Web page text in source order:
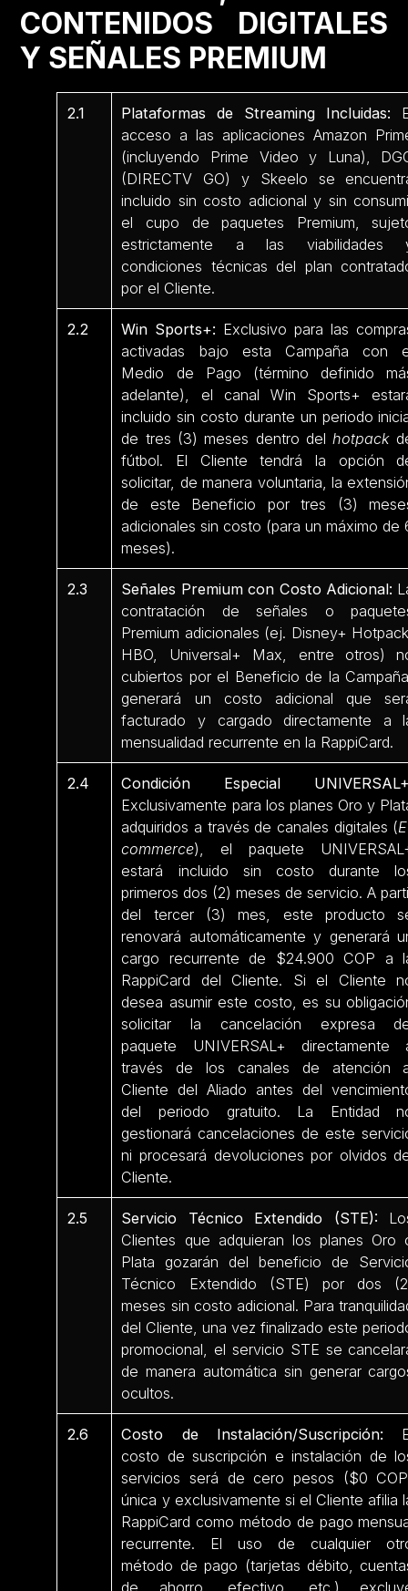
CONTENIDOS DIGITALES
Y SEÑALES PREMIUM
2.1 Plataformas de Streaming Incluidas:
acceso a las aplicaciones Amazon
(incluyendo Prime Video y Luna),
(DIRECTV GO) y Skeelo se
incluido sin costo adicional y sin
el cupo de paquetes Premium,
estrictamente a las viabilidades
condiciones técnicas del plan
por el Cliente.
2.2 Win Sports+: Exclusivo para las
activadas bajo esta Campaña con
Medio de Pago (término definido
adelante), el canal Win Sports+
incluido sin costo durante un periodo
de tres (3) meses dentro delhotpack
fútbol. El Cliente tendrá la opción
solicitar, de manera voluntaria, la
de este Beneficio por tres (3)
adicionales sin costo (para un máximo de
meses).
2.3 Señales Premium con Costo Adicional:
contratación de señales o
Premium adicionales (ej. Disney+
HBO, Universal+ Max, entre otros)
cubiertos por el Beneficio de la
generará un costo adicional que
facturado y cargado directamente a
mensualidad recurrente en la RappiCard.
2.4
Condición Especial
Exclusivamente para los planes Oro y
adquiridos a través de canales digitales (
commerce), el paquete
estará incluido sin costo durante
primeros dos (2) meses de servicio. A
del tercer (3) mes, este producto
renovará automáticamente y generará
cargo recurrente de $24.900 COP a
RappiCard del Cliente. Si el Cliente
desea asumir este costo, es su
solicitar la cancelación expresa
paquete UNIVERSAL+ directamente
través de los canales de atención
Cliente del Aliado antes del
del periodo gratuito. La Entidad
gestionará cancelaciones de este
ni procesará devoluciones por olvidos
Cliente.
2.5 Servicio Técnico Extendido (STE):
Clientes que adquieran los planes Oro
Plata gozarán del beneficio de
Técnico Extendido (STE) por dos
meses sin costo adicional. Para
del Cliente, una vez finalizado este
promocional, el servicio STE se
de manera automática sin generar
ocultos.
2.6 Costo de Instalación/Suscripción:
costo de suscripción e instalación de
servicios será de cero pesos ($0
única y exclusivamente si el Cliente afilia
RappiCard como método de pago
recurrente. El uso de cualquier
método de pago (tarjetas débito,